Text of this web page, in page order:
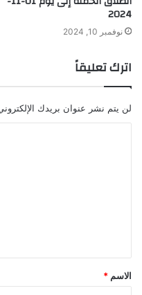
2024
نوفمبر 10, 2024
اترك تعليقاً
لن يتم نشر عنوان بريدك
ق
*
الاسم *